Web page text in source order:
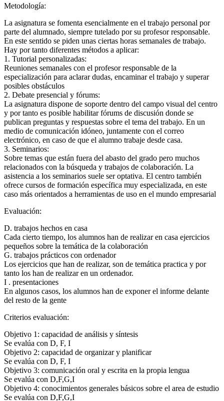
Metodología:
La asignatura se fomenta esencialmente en el trabajo personal por
parte del alumnado, siempre tutelado por su profesor responsable.
En este sentido se piden unas ciertas horas semanales de trabajo.
Hay por tanto diferentes métodos a aplicar:
1. Tutorial personalizadas:
Reuniones semanales con el profesor responsable de la
especialización para aclarar dudas, encaminar el trabajo y superar
posibles obstáculos
2. Debate presencial y fórums:
La asignatura dispone de soporte dentro del campo visual del centro
y por tanto es posible habilitar fórums de discusión donde se
publican preguntas y respuestas sobre el tema del trabajo. En un
medio de comunicación idóneo, juntamente con el correo
electrónico, en caso de que el alumno trabaje desde casa.
3. Seminarios:
Sobre temas que están fuera del abasto del grado pero muchos
relacionados con la búsqueda y trabajos de colaboración. La
asistencia a los seminarios suele ser optativa. El centro también
ofrece cursos de formación específica muy especializada, en este
caso más orientados a herramientas de uso en el mundo empresarial
Evaluación:
D. trabajos hechos en casa
Cada cierto tiempo, los alumnos han de realizar en casa ejercicios
pequeños sobre la temática de la colaboración
G. trabajos prácticos con ordenador
Los ejercicios que han de realizar, son de temática practica y por
tanto los han de realizar en un ordenador.
I . presentaciones
En algunos casos, los alumnos han de exponer el informe delante
del resto de la gente
Criterios evaluación:
Objetivo 1: capacidad de análisis y síntesis
Se evalúa con D, F, I
Objetivo 2: capacidad de organizar y planificar
Se evalúa con D, F, I
Objetivo 3: comunicación oral y escrita en la propia lengua
Se evalúa con D,F,G,I
Objetivo 4: conocimientos generales básicos sobre el area de estudio
Se evalúa con D,F,G,I